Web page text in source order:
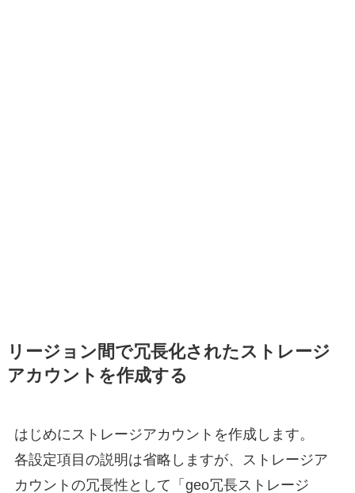
リージョン間で冗長化されたストレージ
アカウントを作成する
はじめにストレージアカウントを作成します。
各設定項目の説明は省略しますが、ストレージア
カウントの冗長性として「geo冗長ストレージ